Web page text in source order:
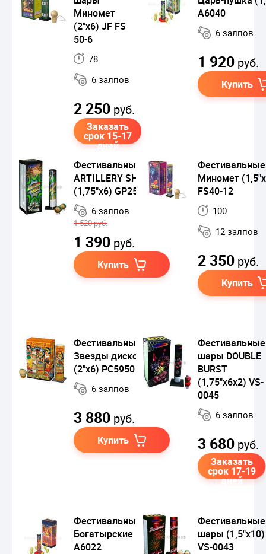
Миномет
(2"x6) JF FS
50-6
78
6 залпов
2 250 руб.
Заказать
срок 15-17
дней
A6040
6 залпов
1 920 руб.
Купить
Фестивальные шары
ARTILLERY SHELL
(1,75"x6) GP2515
6 залпов
1 520 руб.
1 390 руб.
Купить
Миномет
FS40-12
100
12 залпов
2 350 руб.
Купить
Фестивальные шары
Звезды дискотек
(2"х6) РС5950
6 залпов
3 880 руб.
Купить
Фестивальные
шары DOUBLE
BURST
(1,75"x6х2) VS-
0045
6 залпов
3 680 руб.
Заказать
срок 17-19
дней
Фестивальные шары
Богатырские (1,5"х6)
A6022
Фестивальные
шары (1,5"x10)
VS-0043